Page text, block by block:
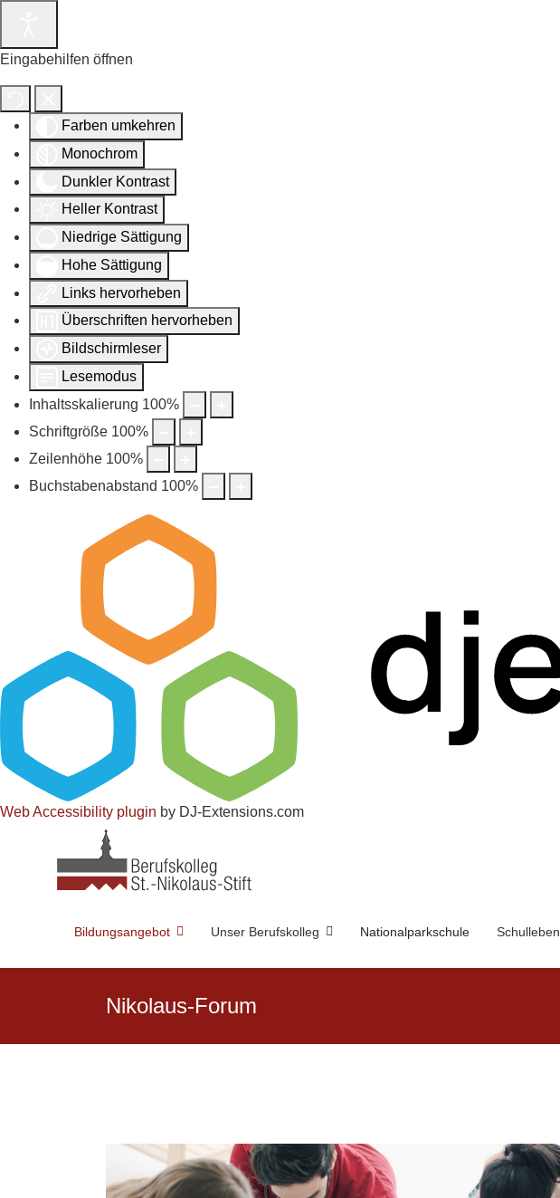
Eingabehilfen öffnen
Farben umkehren
Monochrom
Dunkler Kontrast
Heller Kontrast
Niedrige Sättigung
Hohe Sättigung
Links hervorheben
Überschriften hervorheben
Bildschirmleser
Lesemodus
Inhaltsskalierung 100%
Schriftgröße 100%
Zeilenhöhe 100%
Buchstabenabstand 100%
Web Accessibility plugin by DJ-Extensions.com
Bildungsangebot Unser Berufskolleg Nationalparkschule Schulleben
Nikolaus-Forum